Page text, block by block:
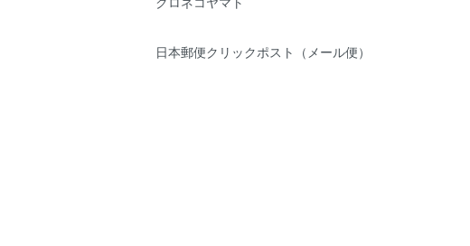
日本郵便クリックポスト（メール便）